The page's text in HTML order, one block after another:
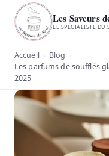
Les Saveurs
LE SPÉCIALISTE DU
Accueil › Blog ›
Les parfums de soufflés
2025